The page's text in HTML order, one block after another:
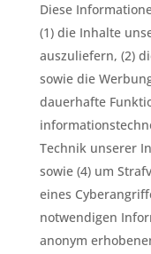
Diese
(1) die Inhalte
auszuliefern, (2)
sowie die
dauerhafte
Technik unserer
sowie (4) um
eines
notwendigen
anonym